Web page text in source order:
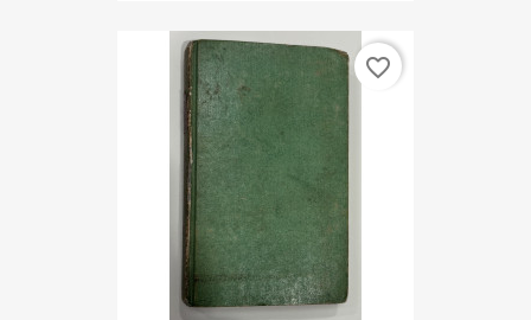
favorite_border